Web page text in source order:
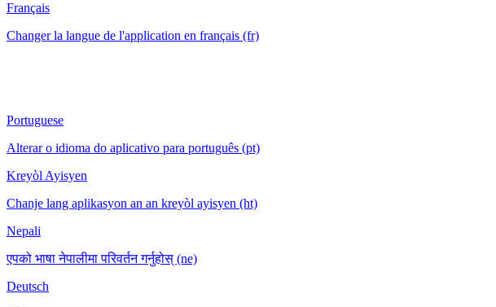
Français
Changer la langue de l'application en français (fr)
Portuguese
Alterar o idioma do aplicativo para português (pt)
Kreyòl Ayisyen
Chanje lang aplikasyon an an kreyòl ayisyen (ht)
Nepali
एपको भाषा नेपालीमा परिवर्तन गर्नुहोस् (ne)
Deutsch